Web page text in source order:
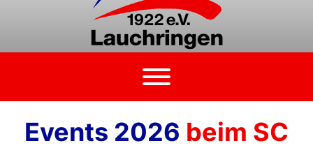
Events 2026 beim SC